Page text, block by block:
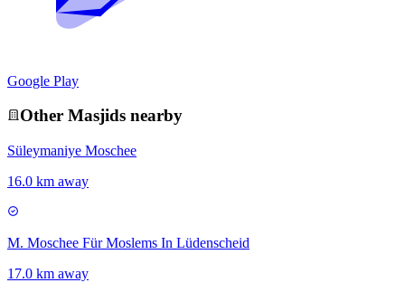
Google Play
Other Masjids nearby
Süleymaniye Moschee
16.0 km away
M. Moschee Für Moslems In Lüdenscheid
17.0 km away